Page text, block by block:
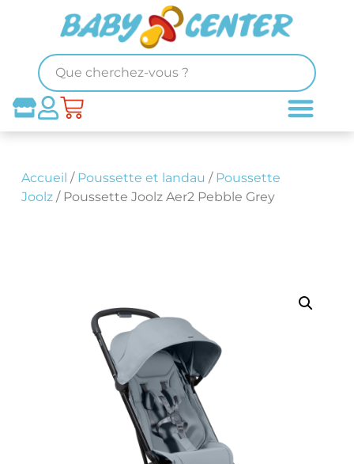
Accueil / Poussette et landau / Poussette
Joolz/ Poussette Joolz Aer2 Pebble Grey